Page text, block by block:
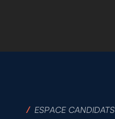
/ ESPACE CANDIDATS